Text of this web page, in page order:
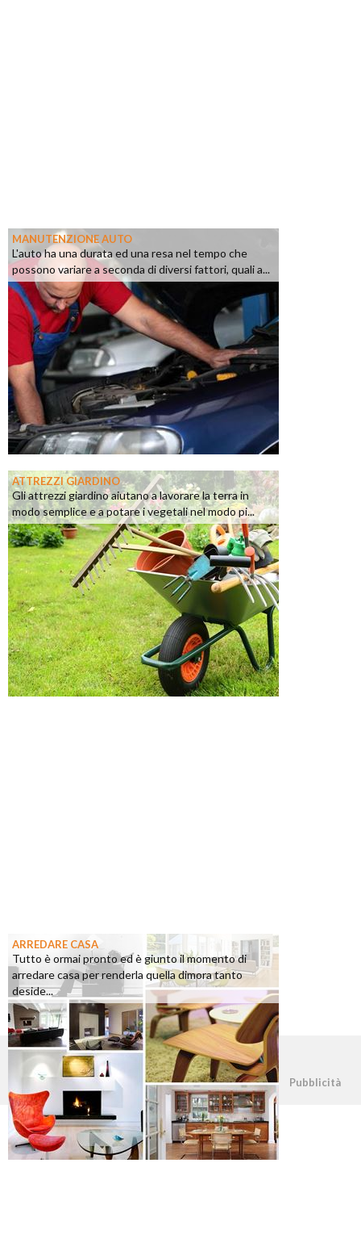
MANUTENZIONE AUTO
L'auto ha una durata ed una resa nel tempo che
possono variare a seconda di diversi fattori, quali a...
ATTREZZI GIARDINO
Gli attrezzi giardino aiutano a lavorare la terra in
modo semplice e a potare i vegetali nel modo pi...
ARREDARE CASA
Tutto è ormai pronto ed è giunto il momento di
arredare casa per renderla quella dimora tanto
deside...
©2026 - casapratica.org - p.iva 03338800984 Pubblicità